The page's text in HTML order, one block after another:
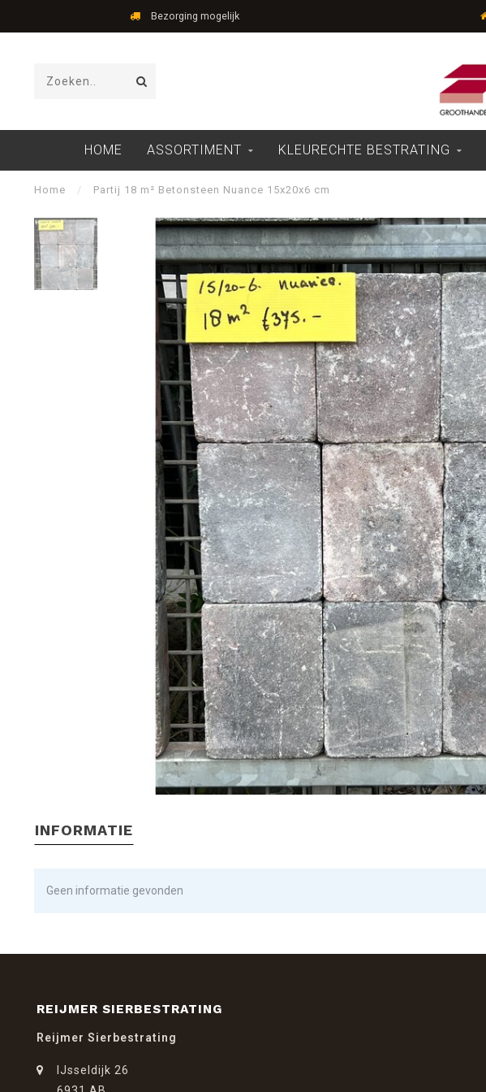
Bezorging mogelijk
HOME ASSORTIMENT KLEURECHTE BESTRATING
Home / Partij 18 m² Betonsteen Nuance 15x20x6 cm
INFORMATIE
Geen informatie gevonden
REIJMER SIERBESTRATING
Reijmer Sierbestrating
IJsseldijk 26